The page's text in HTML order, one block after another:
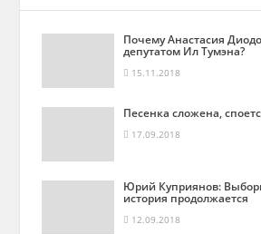
Почему Анастасия
депутатом Ил Тумэна?
15.11.2018
Песенка сложена,
17.09.2018
Юрий Куприянов:
история продолжается
12.09.2018